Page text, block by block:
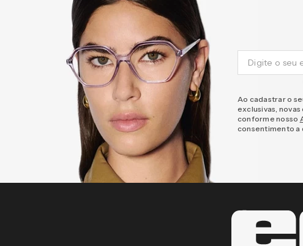
Ao cadastrar o
exclusivas,
conforme nosso
consentimento a